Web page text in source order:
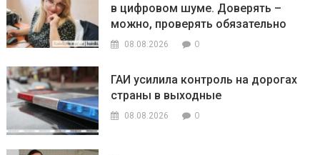
в цифровом шуме. Доверять –
можно, проверять обязательно
08.08.2026 0
ГАИ усилила контроль на дорогах
страны в выходные
08.08.2026 0